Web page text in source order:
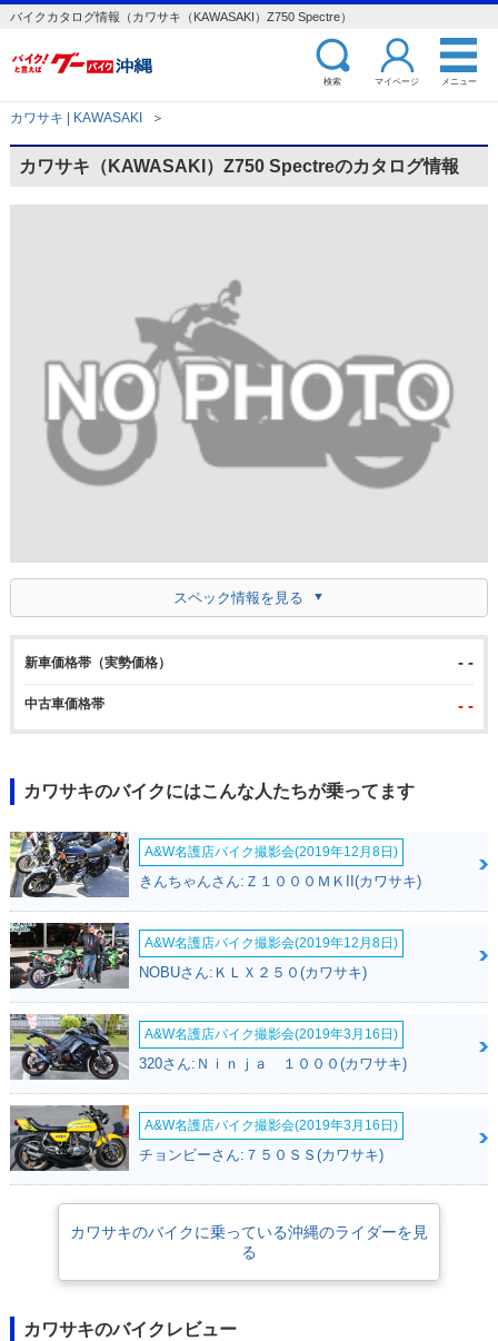
バイクカタログ情報（カワサキ（KAWASAKI）Z750 Spectre）
検索 マイページ メニュー
カワサキ | KAWASAKI ＞
カワサキ（KAWASAKI）Z750 Spectreのカタログ情報
スペック情報を見る
新車価格帯（実勢価格） - -
中古車価格帯 - -
カワサキのバイクにはこんな人たちが乗ってます
A&W名護店バイク撮影会(2019年12月8日)
きんちゃんさん:Ｚ１０００ＭＫII(カワサキ)
A&W名護店バイク撮影会(2019年12月8日)
NOBUさん:ＫＬＸ２５０(カワサキ)
A&W名護店バイク撮影会(2019年3月16日)
320さん:Ｎｉｎｊａ １０００(カワサキ)
A&W名護店バイク撮影会(2019年3月16日)
チョンビーさん:７５０ＳＳ(カワサキ)
カワサキのバイクに乗っている沖縄のライダーを見
る
カワサキのバイクレビュー